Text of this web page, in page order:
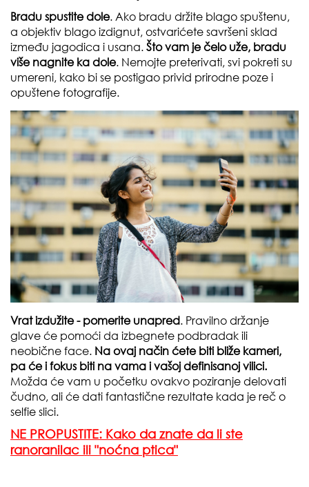
Bradu spustite dole. Ako bradu držite blago spuštenu,
a objektiv blago izdignut, ostvarićete savršeni sklad
između jagodica i usana. Što vam je čelo uže, bradu
više nagnite ka dole. Nemojte preterivati, svi pokreti su
umereni, kako bi se postigao privid prirodne poze i
opuštene fotografije.
Vrat izdužite - pomerite unapred. Pravilno držanje
glave će pomoći da izbegnete podbradak ili
neobične face. Na ovaj način ćete biti bliže kameri,
pa će i fokus biti na vama i vašoj definisanoj vilici.
Možda će vam u početku ovakvo poziranje delovati
čudno, ali će dati fantastične rezultate kada je reč o
selfie slici.
NE PROPUSTITE: Kako da znate da li ste
ranoranilac ili "noćna ptica"